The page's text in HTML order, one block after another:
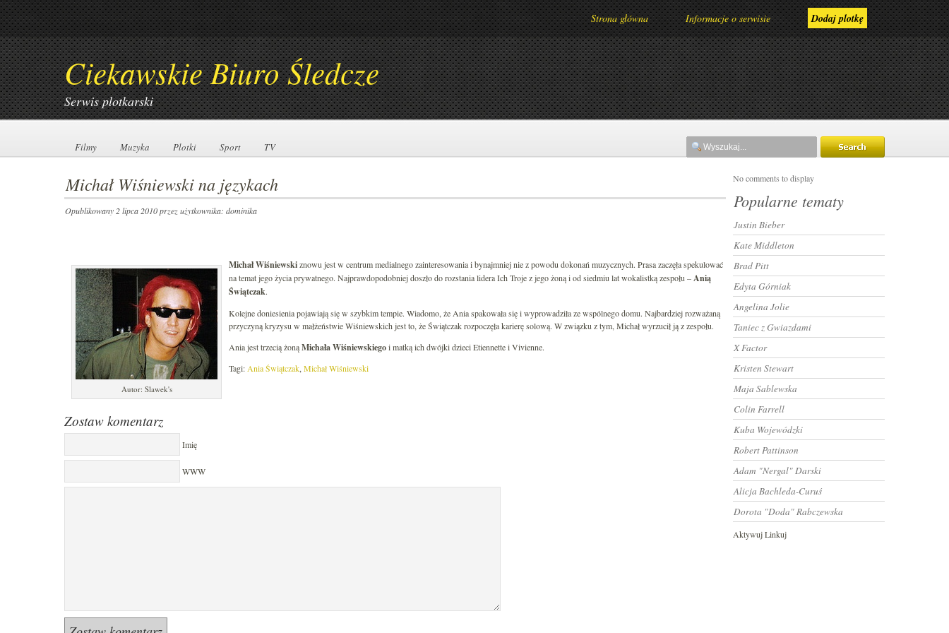
Strona główna Informacje o serwisie Dodaj plotkę
Ciekawskie Biuro Śledcze
Serwis plotkarski
Filmy
Filmy Muzyka
Muzyka Plotki
Plotki Sport
Sport TV
TV
Michał Wiśniewski na językach
Opublikowany 2 lipca 2010przez użytkownika: dominika
Autor: Slawek's
Michał Wiśniewskiznowu jest w centrum medialnego zainteresowania i bynajmniej nie z powodu dokonań muzycznych. Prasa zaczęła spekulować
na temat jego życia prywatnego. Najprawdopodobniej doszło do rozstania lidera Ich Troje z jego żoną i od siedmiu lat wokalistką zespołu –Anią
Świątczak.
Kolejne doniesienia pojawiają się w szybkim tempie. Wiadomo, że Ania spakowała się i wyprowadziła ze wspólnego domu. Najbardziej rozważaną
przyczyną kryzysu w małżeństwie Wiśniewskich jest to, że Świątczak rozpoczęła karierę solową. W związku z tym, Michał wyrzucił ją z zespołu.
Ania jest trzecią żonąMichała Wiśniewskiegoi matką ich dwójki dzieci Etiennette i Vivienne.
Tagi: Ania Świątczak, Michał Wiśniewski
Zostaw komentarz
Imię
WWW
No comments to display
Popularne tematy
Justin Bieber
Kate Middleton
Brad Pitt
Edyta Górniak
Angelina Jolie
Taniec z Gwiazdami
X Factor
Kristen Stewart
Maja Sablewska
Colin Farrell
Kuba Wojewódzki
Robert Pattinson
Adam "Nergal" Darski
Alicja Bachleda-Curuś
Dorota "Doda" Rabczewska
Aktywuj Linkuj